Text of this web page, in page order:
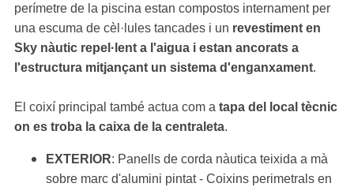
perímetre de la piscina estan compostos internament per
una escuma de cèl·lules tancades i un revestiment en
Sky nàutic repel·lent a l'aigua i estan ancorats a
l'estructura mitjançant un sistema d'enganxament.
El coixí principal també actua com atapa del local tècnic
on es troba la caixa de la centraleta.
EXTERIOR: Panells de corda nàutica teixida a mà
sobre marc d'alumini pintat - Coixins perimetrals en